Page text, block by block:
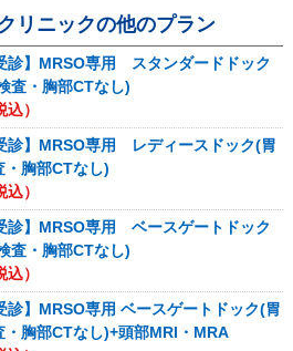
リニックの他のプラン
診】MRSO専用 スタンダードドック
査・胸部CTなし)
）
診】MRSO専用 レディースドック(胃
・胸部CTなし)
）
診】MRSO専用 ベースゲートドック
査・胸部CTなし)
）
診】MRSO専用 ベースゲートドック(胃
・胸部CTなし)+頭部MRI・MRA